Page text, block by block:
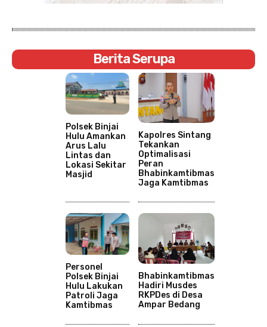
Berita Serupa
Polsek Binjai
Hulu Amankan
Arus Lalu
Lintas dan
Lokasi Sekitar
Masjid
Kapolres Sintang
Tekankan
Optimalisasi
Peran
Bhabinkamtibmas
Jaga Kamtibmas
Personel
Polsek Binjai
Hulu Lakukan
Patroli Jaga
Kamtibmas
Bhabinkamtibmas
Hadiri Musdes
RKPDes di Desa
Ampar Bedang